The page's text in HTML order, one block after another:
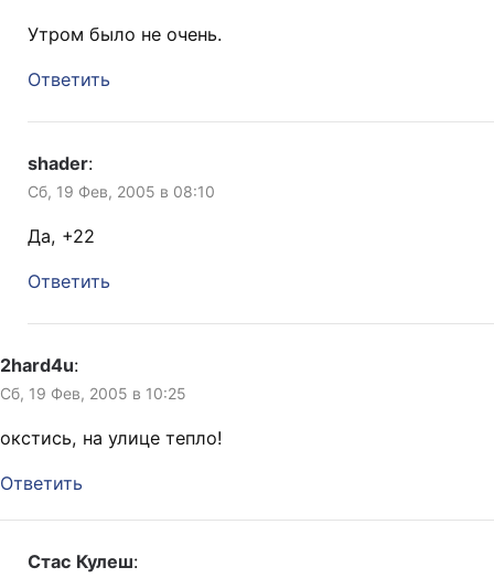
Утром было не очень.
Ответить
shader:
Сб, 19 Фев, 2005 в 08:10
Да, +22
Ответить
2hard4u:
Сб, 19 Фев, 2005 в 10:25
окстись, на улице тепло!
Ответить
Стас Кулеш: